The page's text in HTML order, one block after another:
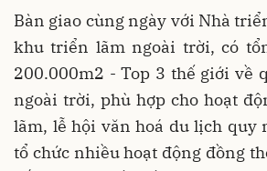
Bàn giao cùng ngày với Nhà
khu triển lãm ngoài trời, có
200.000m2 - Top 3 thế giới về
ngoài trời, phù hợp cho hoạt
lãm, lễ hội văn hoá du lịch quy
tổ chức nhiều hoạt động đồng